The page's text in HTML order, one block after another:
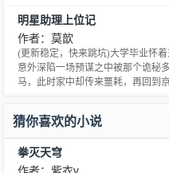
却意外开启了一段尘封已久的秘密
明星助理上位记
作者：莫歆
(更新稳定，快来跳坑)大学毕业怀
意外深陷一场预谋之中被那个诡秘
马，此时家中却传来噩耗，再回到
谋，从而发现了一个惊天的秘密，
猜你喜欢的小说
拳灭天穹
作者：紫衣v